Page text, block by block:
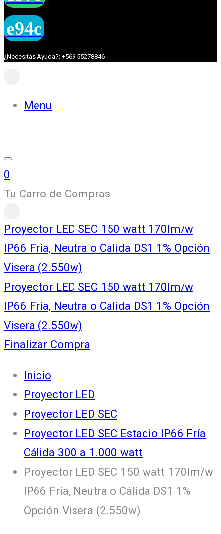
¿Necesitas Ayuda?: +569 55278846
Menu
0
Tu Carro de Compras
Proyector LED SEC 150 watt 170lm/w
IP66 Fría, Neutra o Cálida DS1 1% Opción
Visera (2.550w)
Proyector LED SEC 150 watt 170lm/w
IP66 Fría, Neutra o Cálida DS1 1% Opción
Visera (2.550w)
Finalizar Compra
Inicio
Proyector LED
Proyector LED SEC
Proyector LED SEC Estadio IP66 Fría
Cálida 300 a 1.000 watt
Proyector LED SEC 150 watt 170lm/w
IP66 Fría, Neutra o Cálida DS1 1%
Opción Visera (2.550w)